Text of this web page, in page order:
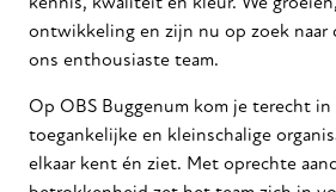
ontwikkeling en zijn nu op zoek naar
ons enthousiaste team.
Op OBS Buggenum kom je terecht in
toegankelijke en kleinschalige
elkaar kent én ziet. Met oprechte